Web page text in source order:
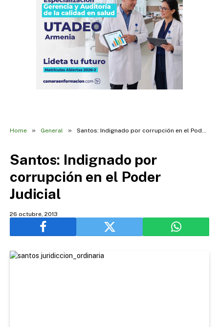
Home » General » Santos: Indignado por corrupción en el Poder Judicial
Santos: Indignado por
corrupción en el Poder
Judicial
26 octubre, 2013